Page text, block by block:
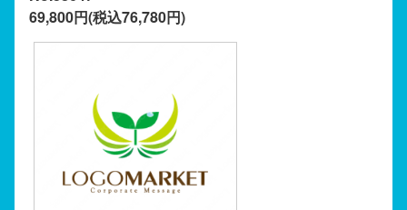
69,800円(税込76,780円)